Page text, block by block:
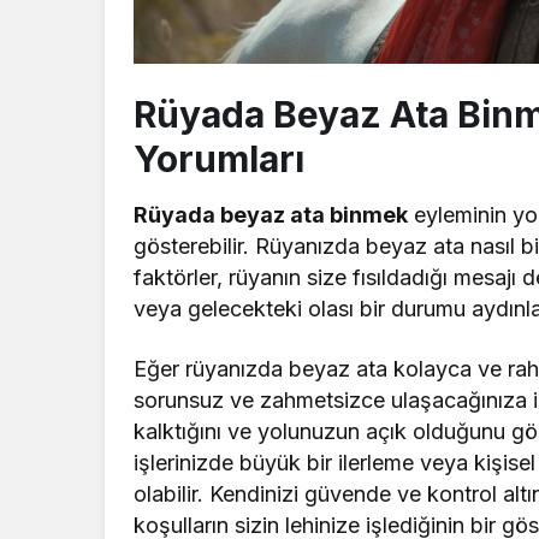
Rüyada Beyaz Ata
Yorumları
Rüyada beyaz ata binmek eyleminin
gösterebilir. Rüyanızda beyaz ata nasıl
faktörler, rüyanın size fısıldadığı
veya gelecekteki olası bir durumu
Eğer rüyanızda beyaz ata kolayca ve
sorunsuz ve zahmetsizce ulaşacağınıza
kalktığını ve yolunuzun açık olduğunu
işlerinizde büyük bir ilerleme veya kişisel
olabilir. Kendinizi güvende ve kontrol
koşulların sizin lehinize işlediğinin bir